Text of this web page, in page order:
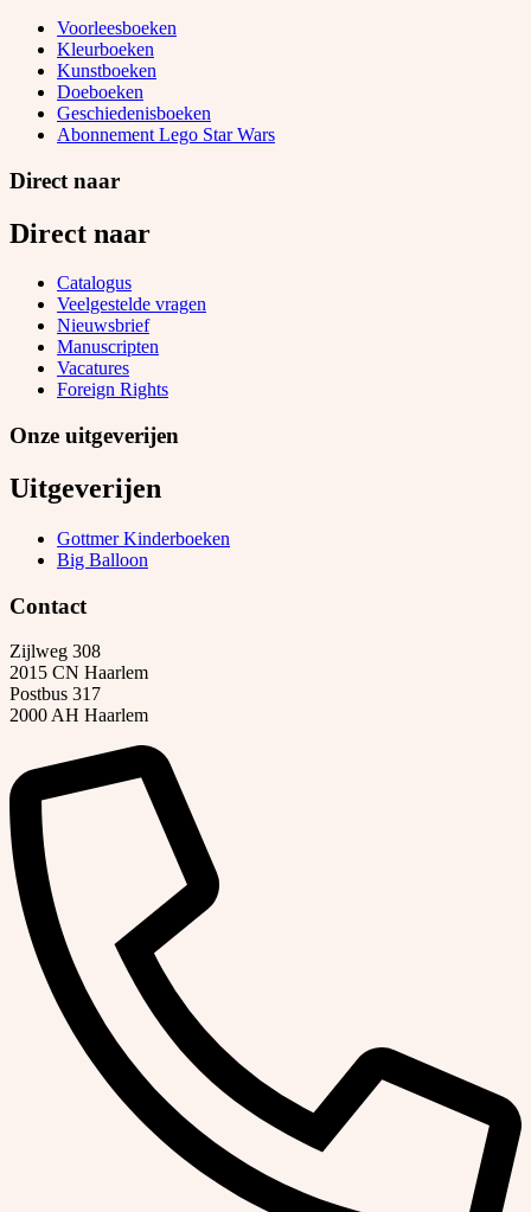
Voorleesboeken
Kleurboeken
Kunstboeken
Doeboeken
Geschiedenisboeken
Abonnement Lego Star Wars
Direct naar
Direct naar
Catalogus
Veelgestelde vragen
Nieuwsbrief
Manuscripten
Vacatures
Foreign Rights
Onze uitgeverijen
Uitgeverijen
Gottmer Kinderboeken
Big Balloon
Contact
Zijlweg 308
2015 CN Haarlem
Postbus 317
2000 AH Haarlem